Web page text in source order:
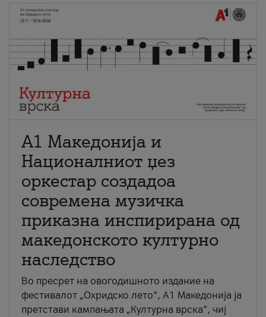
А1 Македонија и
Националниот џез
оркестар создадоа
современа музичка
приказна инспирирана од
македонското културно
наследство
Во пресрет на овогодишното издание на
фестивалот „Охридско лето“, А1 Македонија ја
претстави кампањата „Културна врска“, чиј